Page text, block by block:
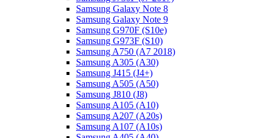
Samsung Galaxy Note 8
Samsung Galaxy Note 9
Samsung G970F (S10e)
Samsung G973F (S10)
Samsung A750 (A7 2018)
Samsung A305 (A30)
Samsung J415 (J4+)
Samsung A505 (A50)
Samsung J810 (J8)
Samsung A105 (A10)
Samsung A207 (A20s)
Samsung A107 (A10s)